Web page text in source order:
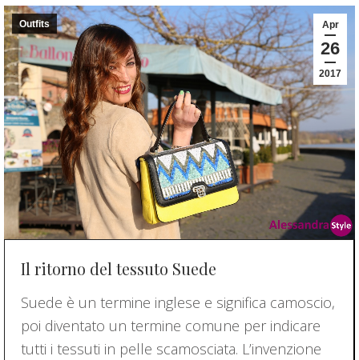
Apr
26
2017
Outfits
Il ritorno del tessuto Suede
Suede è un termine inglese e significa camoscio,
poi diventato un termine comune per indicare
tutti i tessuti in pelle scamosciata. L’invenzione